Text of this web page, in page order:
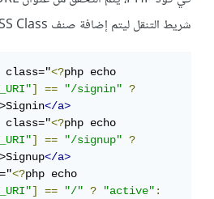
شريط التنقل ليتم إضافة صنف CSS Class بالشكل التالي:
class="<?php echo
] == "/signin"
?
</a>
class="<?php echo
] == "/signup"
?
</a>
<?php echo
] == "/" ? "active":